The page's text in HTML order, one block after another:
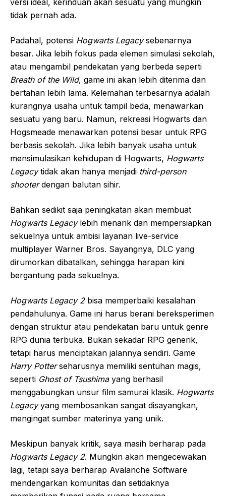
versi ideal, kerinduan akan sesuatu yang mungkin
tidak pernah ada.
Padahal, potensi Hogwarts Legacysebenarnya
besar. Jika lebih fokus pada elemen simulasi sekolah,
atau mengambil pendekatan yang berbeda seperti
Breath of the Wild, game ini akan lebih diterima dan
bertahan lebih lama. Kelemahan terbesarnya adalah
kurangnya usaha untuk tampil beda, menawarkan
sesuatu yang baru. Namun, rekreasi Hogwarts dan
Hogsmeade menawarkan potensi besar untuk RPG
berbasis sekolah. Jika lebih banyak usaha untuk
mensimulasikan kehidupan di Hogwarts, Hogwarts
Legacytidak akan hanya menjadi third-person
shooterdengan balutan sihir.
Bahkan sedikit saja peningkatan akan membuat
Hogwarts Legacylebih menarik dan mempersiapkan
sekuelnya untuk ambisi layanan live-service
multiplayer Warner Bros. Sayangnya, DLC yang
dirumorkan dibatalkan, sehingga harapan kini
bergantung pada sekuelnya.
Hogwarts Legacy 2bisa memperbaiki kesalahan
pendahulunya. Game ini harus berani bereksperimen
dengan struktur atau pendekatan baru untuk genre
RPG dunia terbuka. Bukan sekadar RPG generik,
tetapi harus menciptakan jalannya sendiri. Game
Harry Potterseharusnya memiliki sentuhan magis,
seperti Ghost of Tsushimayang berhasil
menggabungkan unsur film samurai klasik. Hogwarts
Legacyyang membosankan sangat disayangkan,
mengingat sumber materinya yang unik.
Meskipun banyak kritik, saya masih berharap pada
Hogwarts Legacy 2. Mungkin akan mengecewakan
lagi, tetapi saya berharap Avalanche Software
mendengarkan komunitas dan setidaknya